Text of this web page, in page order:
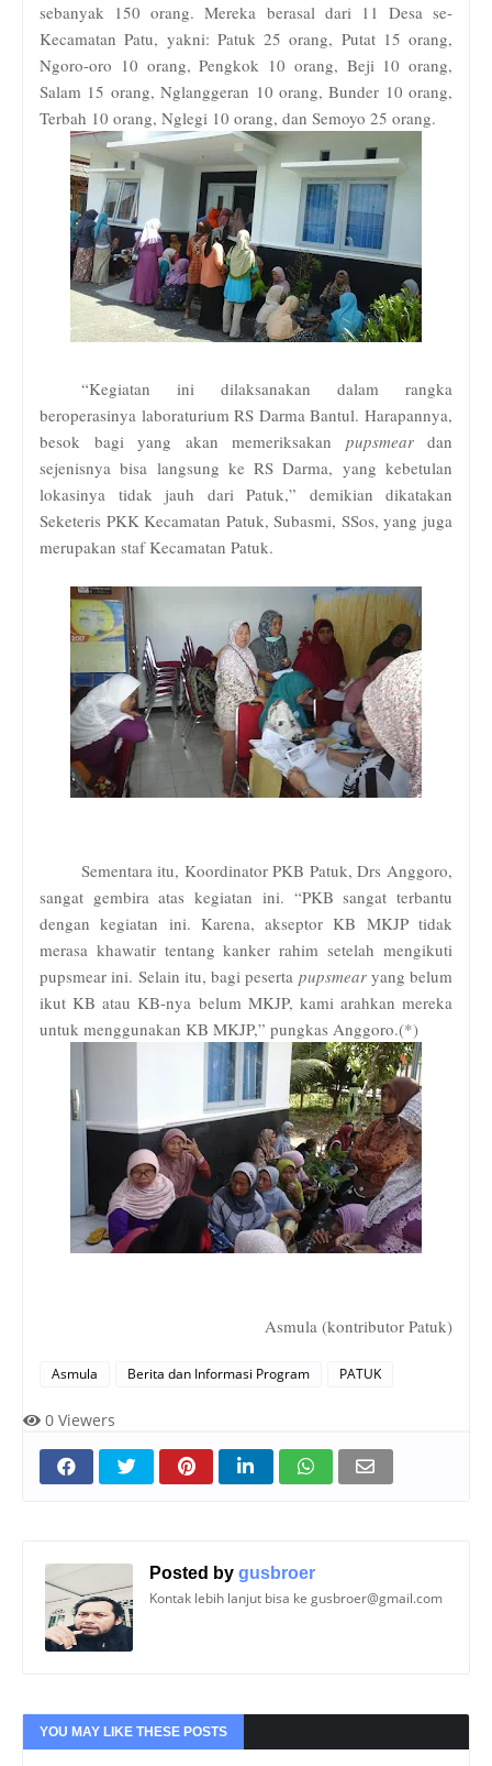
sebanyak 150 orang. Mereka berasal dari 11 Desa se-
Kecamatan Patu, yakni: Patuk 25 orang, Putat 15 orang,
Ngoro-oro 10 orang, Pengkok 10 orang, Beji 10 orang,
Salam 15 orang, Nglanggeran 10 orang, Bunder 10 orang,
Terbah 10 orang, Nglegi 10 orang, dan Semoyo 25 orang.
“Kegiatan ini dilaksanakan dalam rangka
beroperasinya laboraturium RS Darma Bantul. Harapannya,
besok bagi yang akan memeriksakan pupsmeardan
sejenisnya bisa langsung ke RS Darma, yang kebetulan
lokasinya tidak jauh dari Patuk,” demikian dikatakan
Seketeris PKK Kecamatan Patuk, Subasmi, SSos, yang juga
merupakan staf Kecamatan Patuk.
Sementara itu, Koordinator PKB Patuk, Drs Anggoro,
sangat gembira atas kegiatan ini. “PKB sangat terbantu
dengan kegiatan ini. Karena, akseptor KB MKJP tidak
merasa khawatir tentang kanker rahim setelah mengikuti
pupsmear ini. Selain itu, bagi peserta pupsmearyang belum
ikut KB atau KB-nya belum MKJP, kami arahkan mereka
untuk menggunakan KB MKJP,” pungkas Anggoro.(*)
Asmula (kontributor Patuk)
Asmula Berita dan Informasi Program PATUK
0 Viewers
Posted by gusbroer
Kontak lebih lanjut bisa ke gusbroer@gmail.com
YOU MAY LIKE THESE POSTS